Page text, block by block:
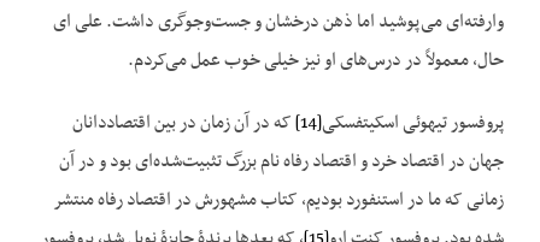
وارفته‌ای می‌پوشید اما ذهن درخشان و جست‌وجوگری داشت. علی ای
حال، معمولاً در درس‌های او نیز خیلی خوب عمل می‌کردم.
پروفسور تیهوئی اسکیتفسکی[14]
که در آن زمان در بین اقتصاددانان
جهان در اقتصاد خرد و اقتصاد رفاه نام بزرگ تثبیت‌شده‌ای بود و در آن
زمانی که ما در استنفورد بودیم، کتاب مشهورش در اقتصاد رفاه منتشر